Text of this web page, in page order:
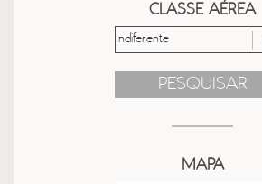
CLASSE AÉREA
PESQUISAR
MAPA